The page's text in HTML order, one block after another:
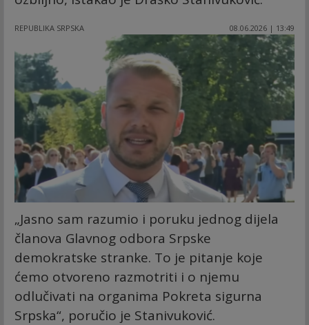
REPUBLIKA SRPSKA 08.06.2026 | 13:49
„Jasno sam razumio i poruku jednog dijela
članova Glavnog odbora Srpske
demokratske stranke. To je pitanje koje
ćemo otvoreno razmotriti i o njemu
odlučivati na organima Pokreta sigurna
Srpska“, poručio je Stanivuković.